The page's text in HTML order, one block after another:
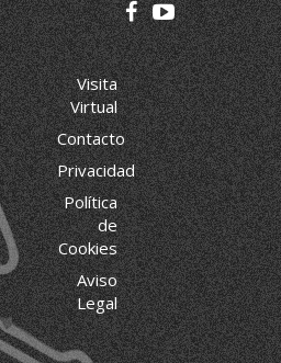
Visita
Virtual
Contacto
Privacidad
Política
de
Cookies
Aviso
Legal